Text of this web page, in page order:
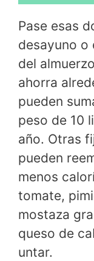
Pase esas
desayuno o
del
ahorra
pueden
peso de 10
año. Otras
pueden
menos
tomate,
mostaza
queso de
untar.